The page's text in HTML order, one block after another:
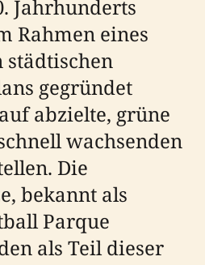
Jahrhunderts
Rahmen eines
städtischen
gegründet
abzielte, grüne
wachsenden
Die
bekannt als
Parque
als Teil dieser